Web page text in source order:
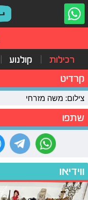
רכילות קולנוע
קרדיט
צילום: משה מזרחי
שתפו
ווידיאו